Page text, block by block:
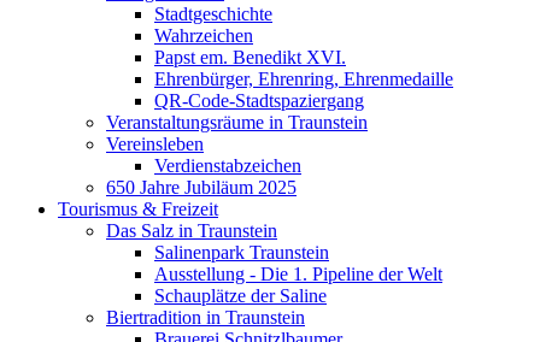
Stadtgeschichte
Wahrzeichen
Papst em. Benedikt XVI.
Ehrenbürger, Ehrenring, Ehrenmedaille
QR-Code-Stadtspaziergang
Veranstaltungsräume in Traunstein
Vereinsleben
Verdienstabzeichen
650 Jahre Jubiläum 2025
Tourismus & Freizeit
Das Salz in Traunstein
Salinenpark Traunstein
Ausstellung - Die 1. Pipeline der Welt
Schauplätze der Saline
Biertradition in Traunstein